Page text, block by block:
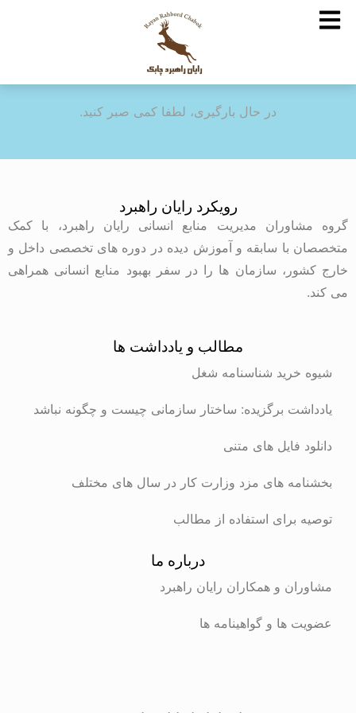
در حال بارگیری، لطفا کمی صبر کنید.
رویکرد رایان راهبرد
گروه مشاوران مدیریت منابع انسانی رایان راهبرد، با کمک
متخصصان با سابقه و آموزش دیده در دوره های تخصصی داخل و
خارج کشور، سازمان ها را در سفر بهبود منابع انسانی همراهی
می کند.
مطالب و یادداشت ها
شیوه خرید شناسنامه شغل
یادداشت برگزیده: ساختار سازمانی چیست و چگونه نباشد
دانلود فایل های متنی
بخشنامه های مزد وزارت کار در سال های مختلف
توصیه برای استفاده از مطالب
درباره ما
مشاوران و همکاران رایان راهبرد
عضویت ها و گواهینامه ها